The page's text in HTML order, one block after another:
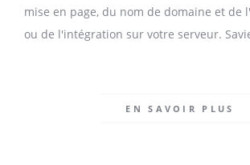
mise en page, du nom de domaine et de
ou de l'intégration sur votre serveur.
EN SAVOIR PLUS